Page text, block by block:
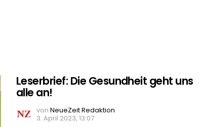
Leserbrief: Die Gesundheit geht uns
alle an!
von NeueZeit Redaktion
3. April 2023, 13:07